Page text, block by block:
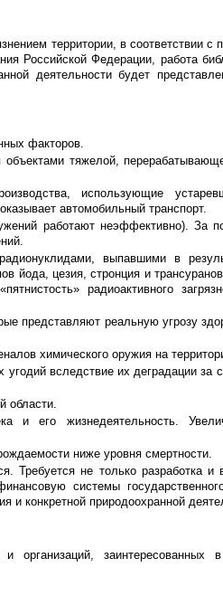
территории, в соответствии с
Российской Федерации, работа
деятельности будет
факторов.
тяжелой,
использующие
автомобильный транспорт.
работают неэффективно). За
выпавшими в
йода, цезия, стронция и
радиоактивного
представляют реальную угрозу
химического оружия на
вследствие их деградации за
области.
и его жизнедеятельность.
ниже уровня смертности.
Требуется не только разработка и
системы государственного
и конкретной природоохранной
организаций, заинтересованных в